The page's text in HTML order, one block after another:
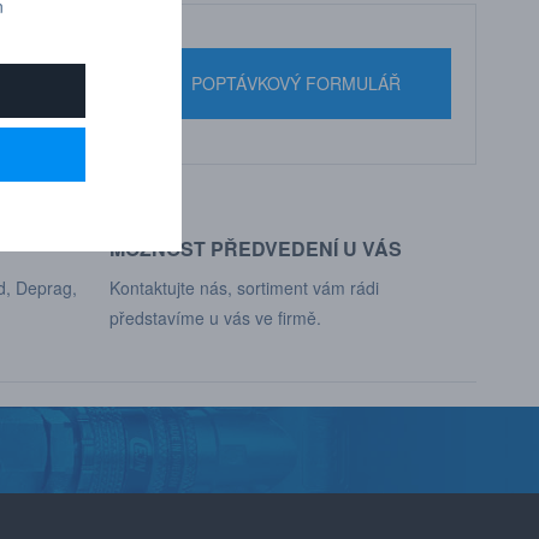
POPTÁVKOVÝ FORMULÁŘ
Deprag,
MOŽNOST PŘEDVEDENÍ U VÁS
Kontaktujte nás, sortiment vám rádi
představíme u vás ve firmě.